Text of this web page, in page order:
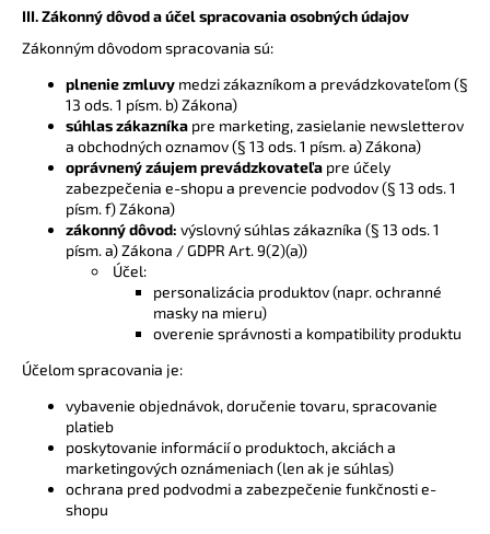
III. Zákonný dôvod a účel spracovania osobných údajov
Zákonným dôvodom spracovania sú:
plnenie zmluvy medzi zákazníkom a prevádzkovateľom (§
13 ods. 1 písm. b) Zákona)
súhlas zákazníka pre marketing, zasielanie newsletterov
a obchodných oznamov (§ 13 ods. 1 písm. a) Zákona)
oprávnený záujem prevádzkovateľa pre účely
zabezpečenia e-shopu a prevencie podvodov (§ 13 ods. 1
písm. f) Zákona)
zákonný dôvod: výslovný súhlas zákazníka (§ 13 ods. 1
písm. a) Zákona / GDPR Art. 9(2)(a))
Účel:
personalizácia produktov (napr. ochranné
masky na mieru)
overenie správnosti a kompatibility produktu
Účelom spracovania je:
vybavenie objednávok, doručenie tovaru, spracovanie
platieb
poskytovanie informácií o produktoch, akciách a
marketingových oznámeniach (len ak je súhlas)
ochrana pred podvodmi a zabezpečenie funkčnosti e-
shopu
799